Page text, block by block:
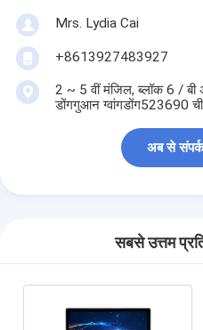
Mrs. Lydia Cai
+8613927483927
2 ~ 5 वीं मंजिल, ब्लॉक 6 / बी
डोंगगुआन ग्वांगडोंग523690
अब से
सबसे उत्तम